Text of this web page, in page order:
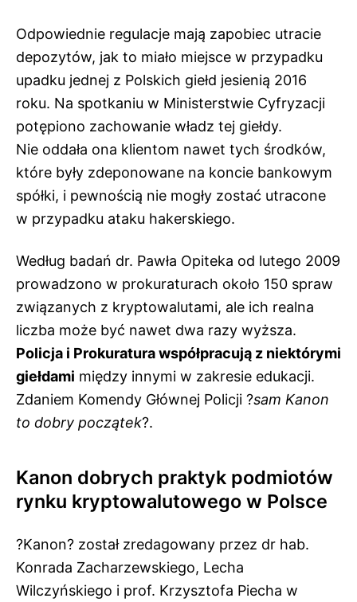
Odpowiednie regulacje mają zapobiec utracie
depozytów, jak to miało miejsce w przypadku
upadku jednej z Polskich giełd jesienią 2016
roku. Na spotkaniu w Ministerstwie Cyfryzacji
potępiono zachowanie władz tej giełdy.
Nie oddała ona klientom nawet tych środków,
które były zdeponowane na koncie bankowym
spółki, i pewnością nie mogły zostać utracone
w przypadku ataku hakerskiego.
Według badań dr. Pawła Opiteka od lutego 2009
prowadzono w prokuraturach około 150 spraw
związanych z kryptowalutami, ale ich realna
liczba może być nawet dwa razy wyższa.
Policja i Prokuratura współpracują z niektórymi
giełdami między innymi w zakresie edukacji.
Zdaniem Komendy Głównej Policji ?sam Kanon
to dobry początek?.
Kanon dobrych praktyk podmiotów
rynku kryptowalutowego w Polsce
?Kanon? został zredagowany przez dr hab.
Konrada Zacharzewskiego, Lecha
Wilczyńskiego i prof. Krzysztofa Piecha w